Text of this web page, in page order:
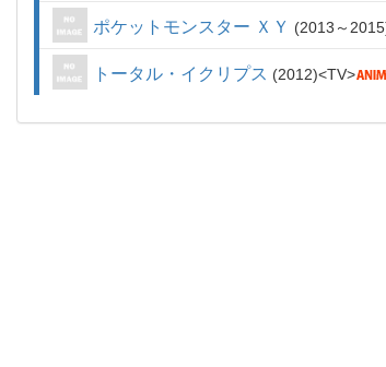
ポケットモンスター ＸＹ 2013～2015
トータル・イクリプス 2012 TV